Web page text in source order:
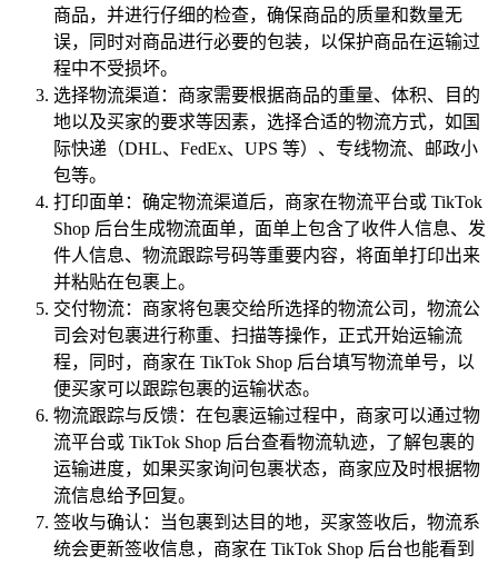
商品，并进行仔细的检查，确保商品的质量和数量无
误，同时对商品进行必要的包装，以保护商品在运输过
程中不受损坏。
选择物流渠道：商家需要根据商品的重量、体积、目的
地以及买家的要求等因素，选择合适的物流方式，如国
际快递（DHL、FedEx、UPS 等）、专线物流、邮政小
包等。
打印面单：确定物流渠道后，商家在物流平台或 TikTok
Shop 后台生成物流面单，面单上包含了收件人信息、发
件人信息、物流跟踪号码等重要内容，将面单打印出来
并粘贴在包裹上。
交付物流：商家将包裹交给所选择的物流公司，物流公
司会对包裹进行称重、扫描等操作，正式开始运输流
程，同时，商家在 TikTok Shop 后台填写物流单号，以
便买家可以跟踪包裹的运输状态。
物流跟踪与反馈：在包裹运输过程中，商家可以通过物
流平台或 TikTok Shop 后台查看物流轨迹，了解包裹的
运输进度，如果买家询问包裹状态，商家应及时根据物
流信息给予回复。
签收与确认：当包裹到达目的地，买家签收后，物流系
统会更新签收信息，商家在 TikTok Shop 后台也能看到